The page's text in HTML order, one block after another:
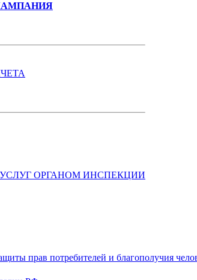
ОРГАНОМ ИНСПЕКЦИИ
прав потребителей и благополучия